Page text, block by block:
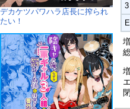
3
デカケツパワハラ店長に搾られ
たい！